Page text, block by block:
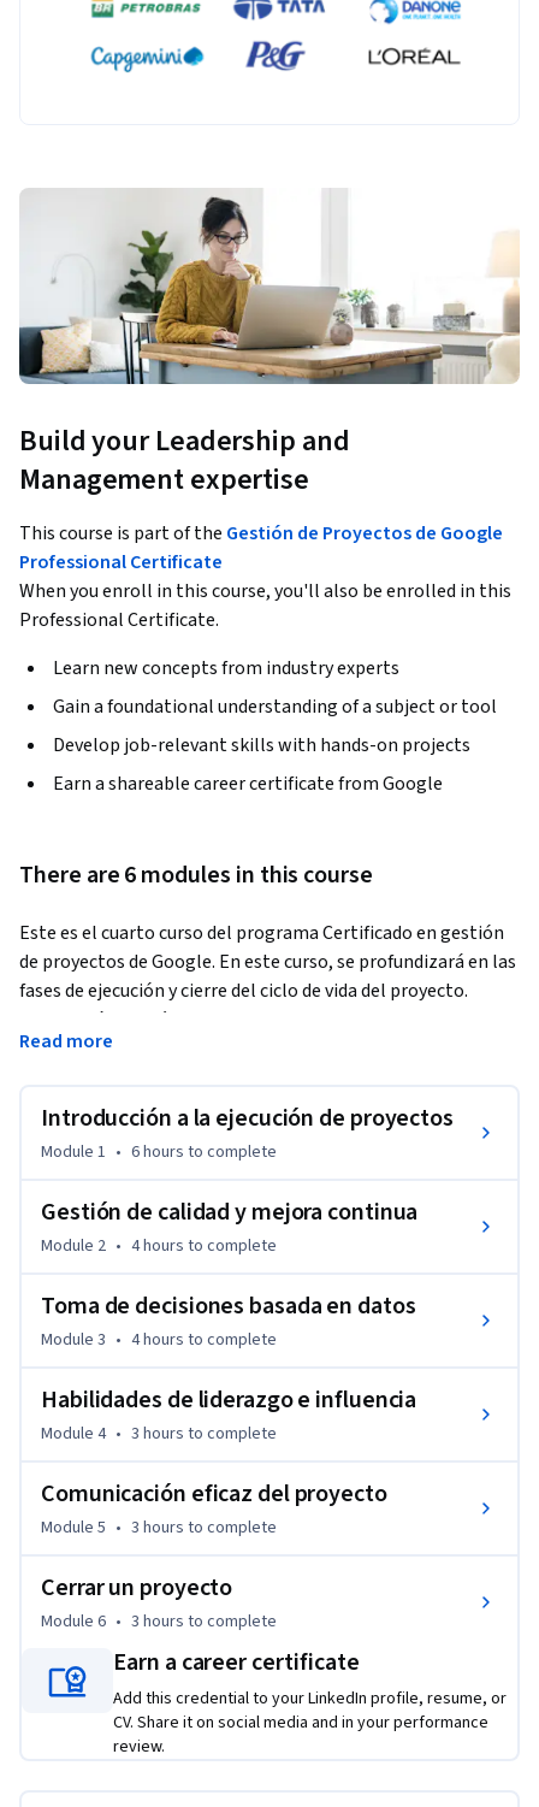
Build your Leadership and
Management expertise
This course is part of the Gestión de Proyectos de Google
Professional Certificate
When you enroll in this course, you'll also be enrolled in this
Professional Certificate.
Learn new concepts from industry experts
Gain a foundational understanding of a subject or tool
Develop job-relevant skills with hands-on projects
Earn a shareable career certificate from Google
There are 6 modules in this course
Este es el cuarto curso del programa Certificado en gestión
de proyectos de Google. En este curso, se profundizará en las
fases de ejecución y cierre del ciclo de vida del proyecto.
Aprenderás de qué aspectos de un proyecto debes realizar un
seguimiento y cómo debes hacerlo. También aprenderás a
dependencias y los riesgos. A medida que explores la gestión
de calidad, aprenderás a medir la satisfacción del cliente e
implementar técnicas de mejora continua y de mejora de los
datos, cómo usarlos para tomar decisiones fundadas y cómo
presentarlos eficazmente. Además, potenciarás tus
formación de equipos y cómo gestionar su dinámica, y
conocerás herramientas que te permitan comunicarte
organizar y hacer posibles reuniones, y a comunicar
efectivamente las novedades sobre el estado del proyecto.
un proyecto y cómo crear y compartir la documentación de
cierre. Los actuales gerentes de proyectos de Google
continuarán instruyéndote y proporcionándote enfoques
las mejores herramientas de gestión de proyectos y los
recursos adecuados para el trabajo que tienen a su
Los alumnos que completen este programa deben contar
con lo necesario para presentarse como candidatos para
trabajos de nivel introductorio como gerentes de proyectos.
Read more
Introducción a la ejecución de proyectos
Module 1 • 6 hours to complete
Gestión de calidad y mejora continua
Module 2 • 4 hours to complete
Toma de decisiones basada en datos
Module 3 • 4 hours to complete
Habilidades de liderazgo e influencia
Module 4 • 3 hours to complete
Comunicación eficaz del proyecto
Module 5 • 3 hours to complete
Cerrar un proyecto
Module 6 • 3 hours to complete
Earn a career certificate
Add this credential to your LinkedIn profile, resume, or
CV. Share it on social media and in your performance
review.